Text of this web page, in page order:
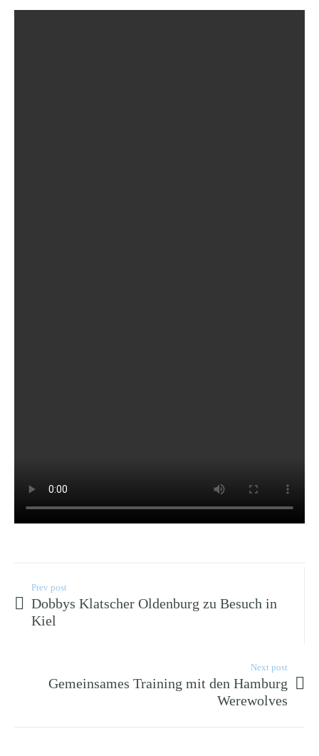
Prev post
Dobbys Klatscher Oldenburg zu Besuch in
Kiel
Next post
Gemeinsames Training mit den Hamburg
Werewolves